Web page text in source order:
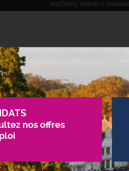
AddToAny (share) is disabled.
nos offres